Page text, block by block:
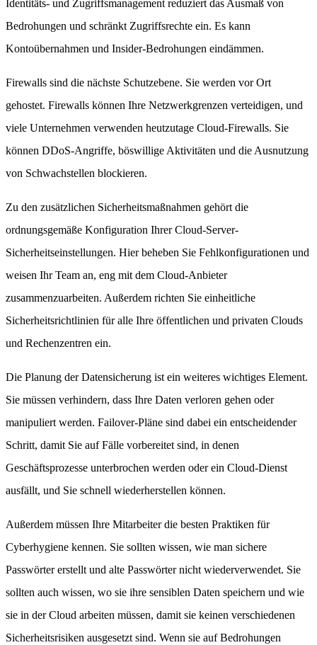
Identitäts- und Zugriffsmanagement reduziert das Ausmaß von
Bedrohungen und schränkt Zugriffsrechte ein. Es kann
Kontoübernahmen und Insider-Bedrohungen eindämmen.
Firewalls sind die nächste Schutzebene. Sie werden vor Ort
gehostet. Firewalls können Ihre Netzwerkgrenzen verteidigen, und
viele Unternehmen verwenden heutzutage Cloud-Firewalls. Sie
können DDoS-Angriffe, böswillige Aktivitäten und die Ausnutzung
von Schwachstellen blockieren.
Zu den zusätzlichen Sicherheitsmaßnahmen gehört die
ordnungsgemäße Konfiguration Ihrer Cloud-Server-
Sicherheitseinstellungen. Hier beheben Sie Fehlkonfigurationen und
weisen Ihr Team an, eng mit dem Cloud-Anbieter
zusammenzuarbeiten. Außerdem richten Sie einheitliche
Sicherheitsrichtlinien für alle Ihre öffentlichen und privaten Clouds
und Rechenzentren ein.
Die Planung der Datensicherung ist ein weiteres wichtiges Element.
Sie müssen verhindern, dass Ihre Daten verloren gehen oder
manipuliert werden. Failover-Pläne sind dabei ein entscheidender
Schritt, damit Sie auf Fälle vorbereitet sind, in denen
Geschäftsprozesse unterbrochen werden oder ein Cloud-Dienst
ausfällt, und Sie schnell wiederherstellen können.
Außerdem müssen Ihre Mitarbeiter die besten Praktiken für
Cyberhygiene kennen. Sie sollten wissen, wie man sichere
Passwörter erstellt und alte Passwörter nicht wiederverwendet. Sie
sollten auch wissen, wo sie ihre sensiblen Daten speichern und wie
sie in der Cloud arbeiten müssen, damit sie keinen verschiedenen
Sicherheitsrisiken ausgesetzt sind. Wenn sie auf Bedrohungen